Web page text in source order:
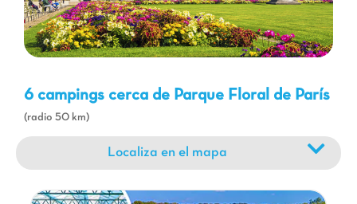
6 campings cerca de Parque Floral de París
(radio 50 km)
Localiza en el mapa